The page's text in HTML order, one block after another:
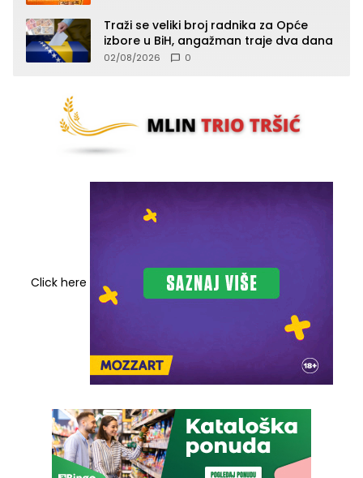
Traži se veliki broj radnika za Opće
izbore u BiH, angažman traje dva dana
02/08/2026 0
Click here